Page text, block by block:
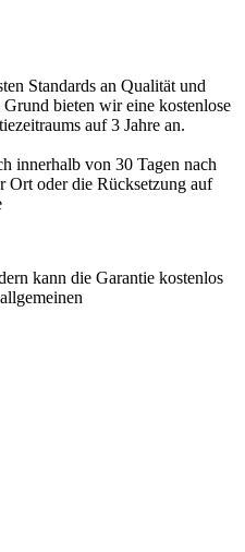
Standards an Qualität und
bieten wir eine kostenlose
auf 3 Jahre an.
innerhalb von 30 Tagen nach
oder die Rücksetzung auf
kann die Garantie kostenlos